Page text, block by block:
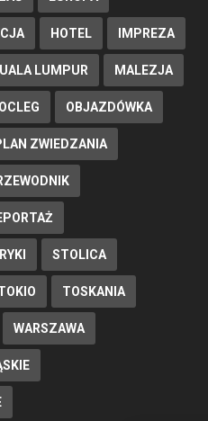
HOTEL IMPREZA
LUMPUR MALEZJA
OBJAZDÓWKA
ZWIEDZANIA
STOLICA
TOSKANIA
WARSZAWA